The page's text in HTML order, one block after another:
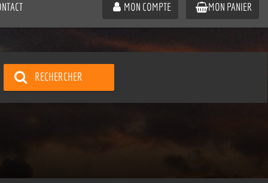
MON COMPTE MON PANIER
RECHERCHER